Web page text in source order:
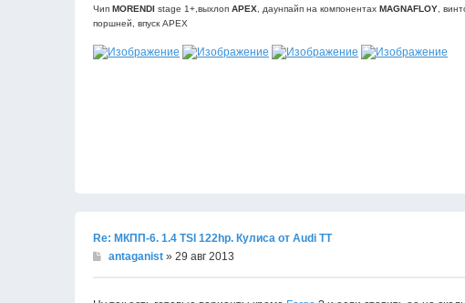
Чип MORENDI stage 1+,выхлоп APEX , даунпайп на компонентах MAGNAFLOY ,
поршней, впуск APEX
Re: МКПП-6. 1.4 TSI 122hp. Кулиса от Audi TT
antaganist » 29 авг 2013